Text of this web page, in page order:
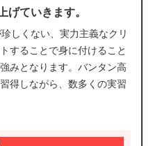
げていきます。
しくない、実力主義なクリ
することで身に付けること
みとなります。バンタン高
得しながら、数多くの実習